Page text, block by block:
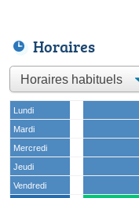
Horaires
Lundi
Mardi
Mercredi
Jeudi
Vendredi